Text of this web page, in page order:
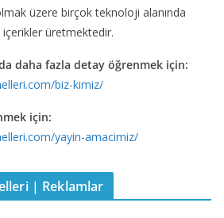
üzere birçok teknoloji alanında
üretmektedir.
daha fazla detay öğrenmek için:
biz-kimiz/
için:
yayin-amacimiz/
| Reklamlar